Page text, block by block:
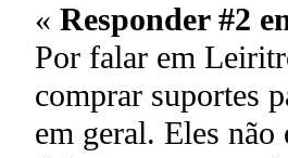
« Responder #2
Por falar em
comprar suportes
em geral. Eles